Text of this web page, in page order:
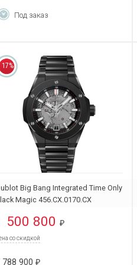
Под заказ
17%
Big Bang Integrated Time Only
Magic 456.CX.0170.CX
500 800 ₽
со скидкой
788 900 ₽